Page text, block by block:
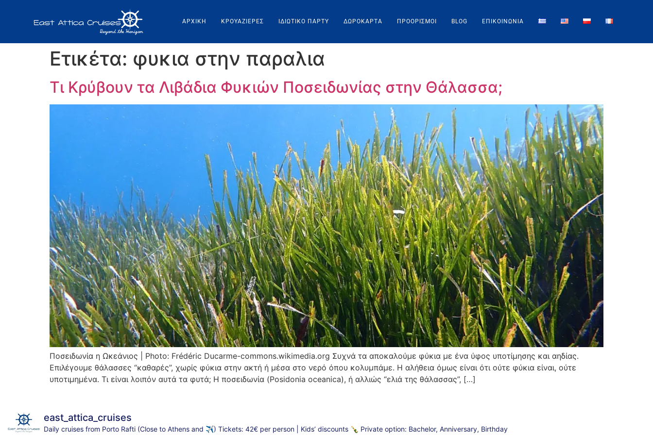
ΑΡΧΙΚΗ ΚΡΟΥΑΖΙΕΡΕΣ ΙΔΙΩΤΙΚΌ ΠΆΡΤΥ ΔΩΡΟΚΆΡΤΑ ΠΡΟΟΡΙΣΜΟΊ BLOG ΕΠΙΚΟΙΝΩΝΙΑ
Ετικέτα: φυκια στην παραλια
Τι Κρύβουν τα Λιβάδια Φυκιών Ποσειδωνίας στην Θάλασσα;
Ποσειδωνία η Ωκεάνιος | Photo: Frédéric Ducarme-commons.wikimedia.org Συχνά τα αποκαλούμε φύκια με ένα ύφος υποτίμησης και αηδίας.
Επιλέγουμε θάλασσες “καθαρές”, χωρίς φύκια στην ακτή ή μέσα στο νερό όπου κολυμπάμε. Η αλήθεια όμως είναι ότι ούτε φύκια είναι, ούτε
υποτιμημένα. Τι είναι λοιπόν αυτά τα φυτά; Η ποσειδωνία (Posidonia oceanica), ή αλλιώς “ελιά της θάλασσας”, […]
east_attica_cruises
Daily cruises from Porto Rafti (Close to Athens and ✈️) Tickets: 42€ per person | Kids’ discounts 🍾 Private option: Bachelor, Anniversary, Birthday